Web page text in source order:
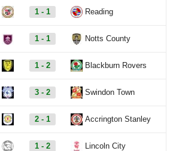
1 - 1 Reading
1 - 1 Notts County
1 - 2 Blackburn Rovers
3 - 2 Swindon Town
2 - 1 Accrington Stanley
1 - 2 Lincoln City